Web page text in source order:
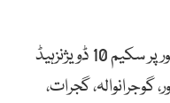
پائلٹ پراجیکٹ کے طور پرابتدائی طور پر سکیم 10 ڈویژنزہیڈ
گوجرانوالہ، گجرات،